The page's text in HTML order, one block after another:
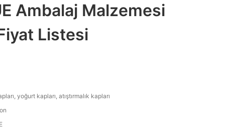
Ambalaj Malzemesi
Listesi
yoğurt kapları, atıştırmalık kapları